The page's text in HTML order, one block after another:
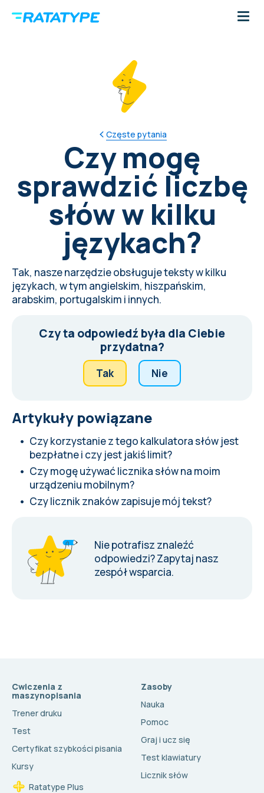
Częste pytania
Czy mogę
sprawdzić liczbę
słów w kilku
językach?
Tak, nasze narzędzie obsługuje teksty w kilku
językach, w tym angielskim, hiszpańskim,
arabskim, portugalskim i innych.
Czy ta odpowiedź była dla Ciebie
przydatna?
Tak Nie
Artykuły powiązane
Czy korzystanie z tego kalkulatora słów jest
bezpłatne i czy jest jakiś limit?
Czy mogę używać licznika słów na moim
urządzeniu mobilnym?
Czy licznik znaków zapisuje mój tekst?
Nie potrafisz znaleźć
odpowiedzi?Zapytaj nasz
zespół wsparcia.
Cwiczenia z
maszynopisania
Trener druku
Test
Certyfikat szybkości pisania
Kursy
Ratatype Plus
Zasoby
Nauka
Pomoc
Graj i ucz się
Test klawiatury
Licznik słów